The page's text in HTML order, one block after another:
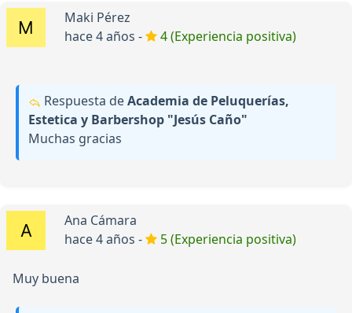
Maki Pérez
hace 4 años -
4 (Experiencia positiva)
Respuesta deAcademia de Peluquerías,
Estetica y Barbershop "Jesús Caño"
Muchas gracias
Ana Cámara
hace 4 años -
5 (Experiencia positiva)
Muy buena